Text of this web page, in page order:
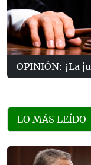
OPINIÓN: ¡La
LO MÁS LEÍDO